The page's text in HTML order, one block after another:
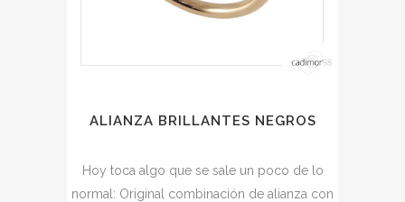
ALIANZA BRILLANTES NEGROS
Hoy toca algo que se sale un poco de lo
normal: Original combinación de alianza con